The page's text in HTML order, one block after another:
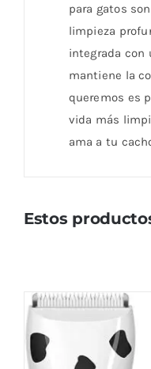
para gatos
limpieza
integrada con
mantiene la
queremos es
vida más
ama a tu
Estos